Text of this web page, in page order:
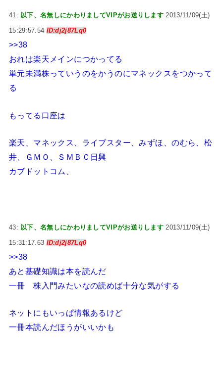
41: 以下、名無しにかわりましてVIPがお送りします 2013/11/09(土)
15:29:57.54 ID:dj2j87Lq0
>>38
おれは楽天メインにつかってる
単元未満株っていうのをかうのにマネックスをつかって
る
もってる口座は
楽天、マネックス、ライブスター、みずほ、のむら、松
井、ＧＭＯ、ＳＭＢＣ日興
カブドットコム、
43: 以下、名無しにかわりましてVIPがお送りします 2013/11/09(土)
15:31:17.63 ID:dj2j87Lq0
>>38
あと基礎知識は本を読んだ
一冊 株入門みたいなの読めば十分な気がする
ネットにもいっぱ情報あるけど
一冊本読んだほうがいいかも